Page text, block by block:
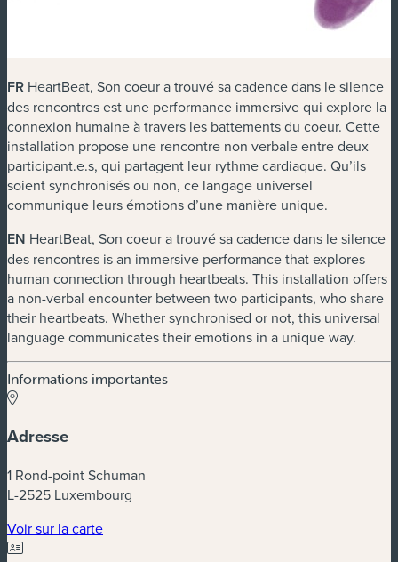
FR HeartBeat, Son coeur a trouvé sa cadence dans le silence
des rencontres est une performance immersive qui explore la
connexion humaine à travers les battements du coeur. Cette
installation propose une rencontre non verbale entre deux
participant.e.s, qui partagent leur rythme cardiaque. Qu’ils
soient synchronisés ou non, ce langage universel
communique leurs émotions d’une manière unique.
EN HeartBeat, Son coeur a trouvé sa cadence dans le silence
des rencontres is an immersive performance that explores
human connection through heartbeats. This installation offers
a non-verbal encounter between two participants, who share
their heartbeats. Whether synchronised or not, this universal
language communicates their emotions in a unique way.
Informations importantes
Adresse
1 Rond-point Schuman
L-2525 Luxembourg
Voir sur la carte(nouvelle fenêtre)